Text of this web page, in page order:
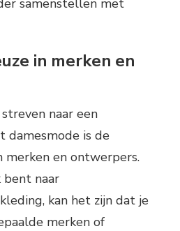
samenstellen met
in merken en
naar een
damesmode is de
merken en ontwerpers.
bent naar
kan het zijn dat je
merken of